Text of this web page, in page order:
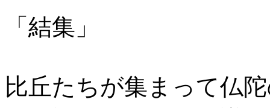
「結集」
比丘たちが集まって仏